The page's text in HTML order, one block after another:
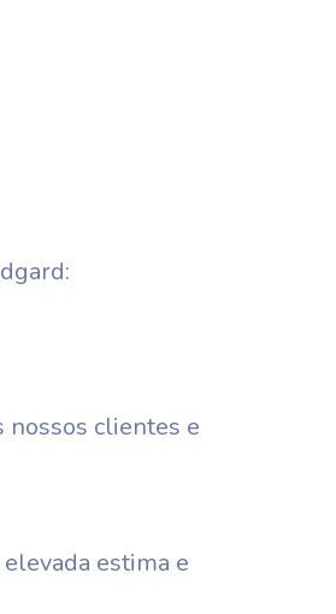
nossos clientes e
estima e